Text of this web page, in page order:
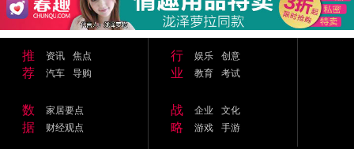
推
荐
资讯
焦点
汽车
导购
行
业
娱乐
创意
教育
考试
数
据
家居要点
财经观点
战
略
企业
文化
游戏
手游